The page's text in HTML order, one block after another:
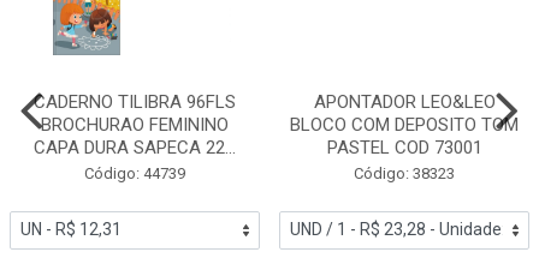
CADERNO TILIBRA 96FLS
BROCHURAO FEMININO
CAPA DURA SAPECA 22...
Código: 44739
APONTADOR LEO&LEO
BLOCO COM DEPOSITO TOM
PASTEL COD 73001
Código: 38323